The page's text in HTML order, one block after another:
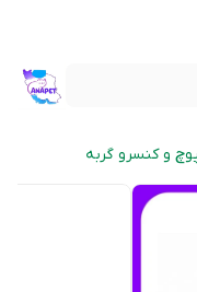
پوچ و کنسرو گربه